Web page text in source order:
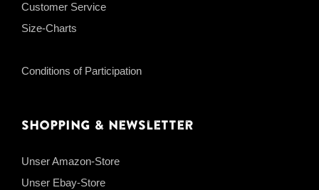
Customer Service
Size-Charts
Conditions of Participation
Shopping & Newsletter
Unser Amazon-Store
Unser Ebay-Store